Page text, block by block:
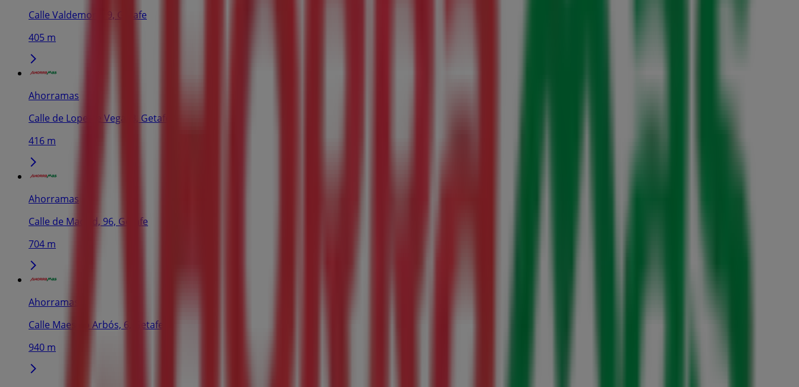
Calle Valdemoro, 9, Getafe
405 m
Ahorramas
Calle de Lope de Vega, 3, Getafe
416 m
Ahorramas
Calle de Madrid, 96, Getafe
704 m
Ahorramas
Calle Maestro Arbós, 6, Getafe
940 m